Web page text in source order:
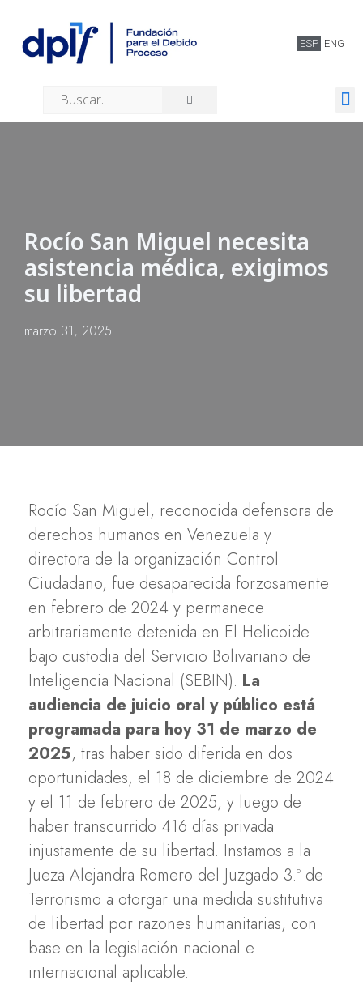
ESP ENG
Rocío San Miguel necesita
asistencia médica, exigimos
su libertad
marzo 31, 2025
Rocío San Miguel, reconocida defensora de
derechos humanos en Venezuela y
directora de la organización Control
Ciudadano, fue desaparecida forzosamente
en febrero de 2024 y permanece
arbitrariamente detenida en El Helicoide
bajo custodia del Servicio Bolivariano de
Inteligencia Nacional (SEBIN). La
audiencia de juicio oral y público está
programada para hoy 31 de marzo de
2025, tras haber sido diferida en dos
oportunidades, el 18 de diciembre de 2024
y el 11 de febrero de 2025, y luego de
haber transcurrido 416 días privada
injustamente de su libertad. Instamos a la
Jueza Alejandra Romero del Juzgado 3.º de
Terrorismo a otorgar una medida sustitutiva
de libertad por razones humanitarias, con
base en la legislación nacional e
internacional aplicable.